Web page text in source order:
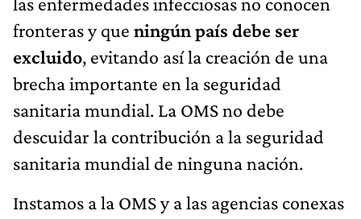
fronteras y que ningún país debe ser
excluido, evitando así la creación de una
brecha importante en la seguridad
sanitaria mundial. La OMS no debe
descuidar la contribución a la seguridad
sanitaria mundial de ninguna nación.
Instamos a la OMS y a las agencias conexas